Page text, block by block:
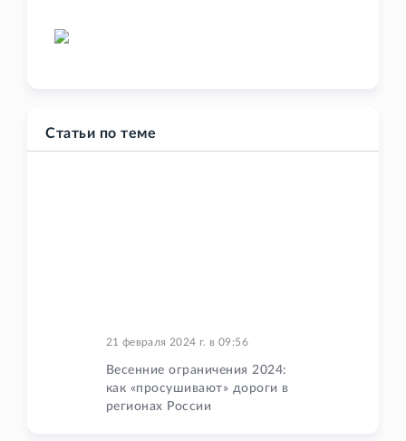
Статьи по теме
21 февраля 2024 г. в 09:56
Весенние ограничения 2024:
как «просушивают» дороги в
регионах России